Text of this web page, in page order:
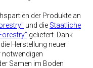
der Produkte an
und die Staatliche
geliefert. Dank
Herstellung neuer
notwendigen
Samen im Boden